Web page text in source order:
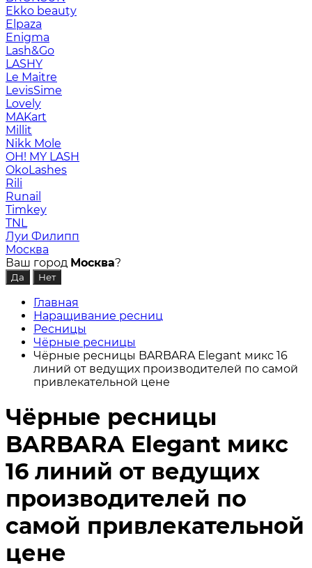
Ekko beauty
Elpaza
Enigma
Lash&Go
LASHY
Le Maitre
LevisSime
Lovely
MAKart
Millit
Nikk Mole
OH! MY LASH
OkoLashes
Rili
Runail
Timkey
TNL
Луи Филипп
Москва
Ваш город Москва?
Главная
Наращивание ресниц
Ресницы
Чёрные ресницы
Чёрные ресницы BARBARA Elegant микс 16
линий от ведущих производителей по самой
привлекательной цене
Чёрные ресницы
BARBARA Elegant микс
16 линий от ведущих
производителей по
самой привлекательной
цене